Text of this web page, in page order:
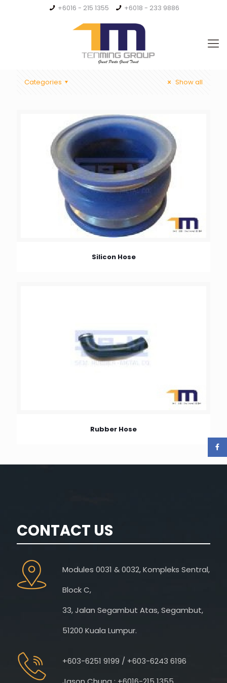
+6016 - 215 1355 +6018 - 233 9886
Categories Show all
Silicon Hose
Rubber Hose
CONTACT US
Modules 0031 & 0032, Kompleks Sentral,
Block C,
33, Jalan Segambut Atas, Segambut,
51200 Kuala Lumpur.
+603-6251 9199 / +603-6243 6196